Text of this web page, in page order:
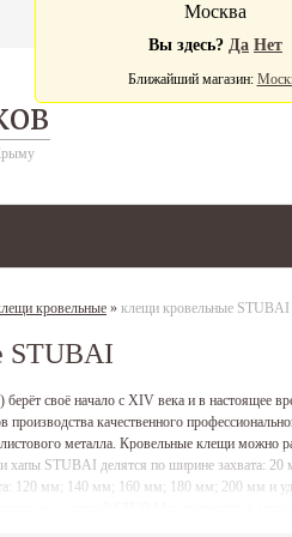
Москва
Вы здесь? Да Нет
Ближайший магазин:
кровельные » клещи кровельные STUBAI
STUBAI
своё начало с XIV века и в настоящее
производства качественного
металла. Кровельные клещи можно
хапы STUBAI делятся по ширине захвата:
120 мм; 140 мм; 160 мм; 180 мм; 200 мм и